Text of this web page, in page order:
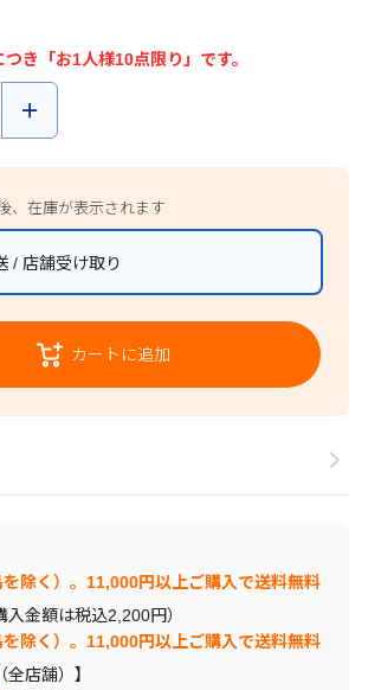
き「お1人様10点限り」です。
、在庫が表示されます
/ 店舗受け取り
カートに追加
除く）。11,000円以上ご購入で送料無料
入金額は税込2,200円）
除く）。11,000円以上ご購入で送料無料
全店舗）】